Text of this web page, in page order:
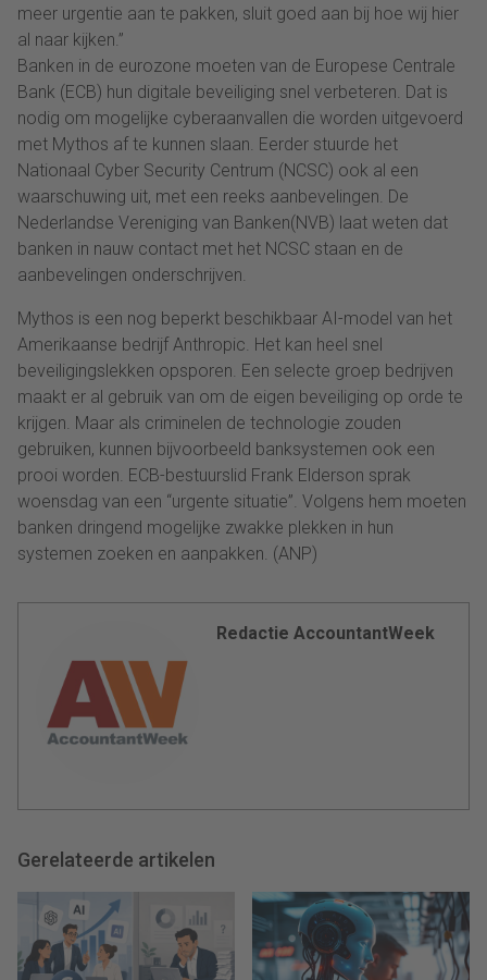
meer urgentie aan te pakken, sluit goed aan bij hoe wij hier
al naar kijken.”
Banken in de eurozone moeten van de Europese Centrale
Bank (ECB) hun digitale beveiliging snel verbeteren. Dat is
nodig om mogelijke cyberaanvallen die worden uitgevoerd
met Mythos af te kunnen slaan. Eerder stuurde het
Nationaal Cyber Security Centrum (NCSC) ook al een
waarschuwing uit, met een reeks aanbevelingen. De
Nederlandse Vereniging van Banken(NVB) laat weten dat
banken in nauw contact met het NCSC staan en de
aanbevelingen onderschrijven.
Mythos is een nog beperkt beschikbaar AI-model van het
Amerikaanse bedrijf Anthropic. Het kan heel snel
beveiligingslekken opsporen. Een selecte groep bedrijven
maakt er al gebruik van om de eigen beveiliging op orde te
krijgen. Maar als criminelen de technologie zouden
gebruiken, kunnen bijvoorbeeld banksystemen ook een
prooi worden. ECB-bestuurslid Frank Elderson sprak
woensdag van een “urgente situatie”. Volgens hem moeten
banken dringend mogelijke zwakke plekken in hun
systemen zoeken en aanpakken. (ANP)
Redactie AccountantWeek
Gerelateerde artikelen